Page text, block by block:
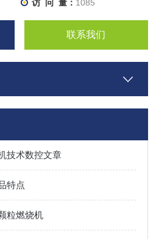
访 问 量： 1085
联系我们
技术数控文章
特点
粒燃烧机